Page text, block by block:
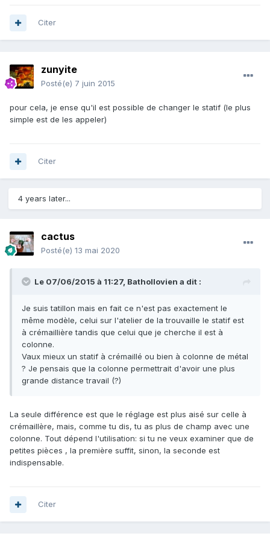
Citer
zunyite
Posté(e) 7 juin 2015
pour cela, je ense qu'il est possible de changer le statif (le plus
simple est de les appeler)
Citer
4 years later...
cactus
Posté(e) 13 mai 2020
Le 07/06/2015 à 11:27, Bathollovien a dit :
Je suis tatillon mais en fait ce n'est pas exactement le
même modèle, celui sur l'atelier de la trouvaille le statif est
à crémaillière tandis que celui que je cherche il est à
colonne.
Vaux mieux un statif à crémaillé ou bien à colonne de métal
? Je pensais que la colonne permettrait d'avoir une plus
grande distance travail (?)
La seule différence est que le réglage est plus aisé sur celle à
crémaillère, mais, comme tu dis, tu as plus de champ avec une
colonne. Tout dépend l'utilisation: si tu ne veux examiner que de
petites pièces , la première suffit, sinon, la seconde est
indispensable.
Citer